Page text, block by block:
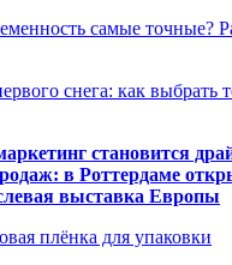
самые точные?
снега: как выбрать
становится
в Роттердаме
выставка Европы
плёнка для упаковки